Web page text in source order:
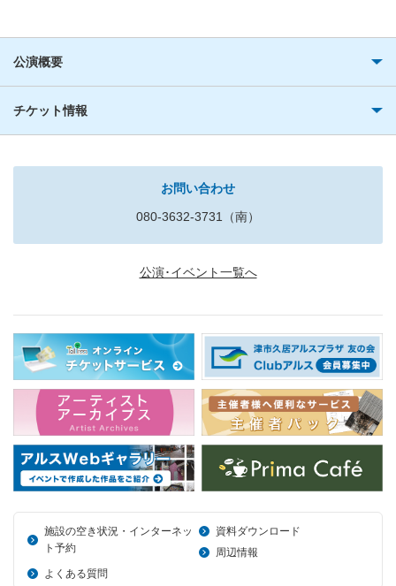
公演概要
チケット情報
お問い合わせ
080-3632-3731（南）
公演･イベント一覧へ
施設の空き状況・インターネッ
ト予約
資料ダウンロード
周辺情報
よくある質問